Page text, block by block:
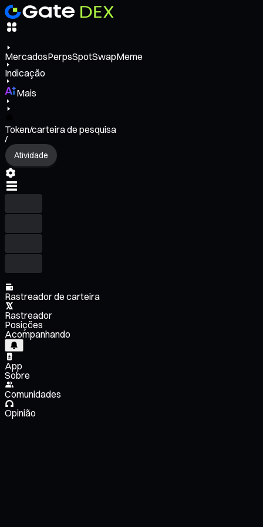
MercadosPerpsSpotSwapMeme
Indicação
Mais
Token/carteira de pesquisa
/
Atividade
Rastreador de carteira
Rastreador
Posições
Acompanhando
App
Sobre
Comunidades
Opinião